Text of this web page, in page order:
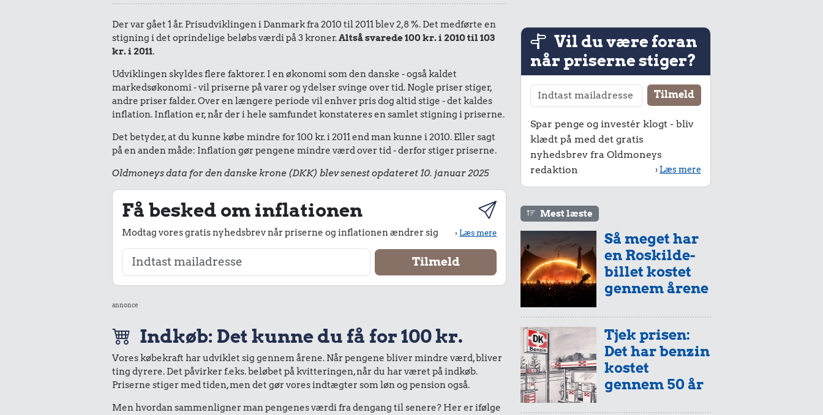
Der var gået 1 år. Prisudviklingen i Danmark fra 2010 til 2011 blev 2,8 %. Det medførte en
stigning i det oprindelige beløbs værdi på 3 kroner.Altså svarede 100 kr. i 2010 til 103
kr. i 2011.
Udviklingen skyldes flere faktorer. I en økonomi som den danske - også kaldet
markedsøkonomi - vil priserne på varer og ydelser svinge over tid. Nogle priser stiger,
andre priser falder. Over en længere periode vil enhver pris dog altid stige - det kaldes
inflation. Inflation er, når der i hele samfundet konstateres en samlet stigning i priserne.
Det betyder, at du kunne købe mindre for 100 kr. i 2011 end man kunne i 2010. Eller sagt
på en anden måde: Inflation gør pengene mindre værd over tid - derfor stiger priserne.
Oldmoneys data for den danske krone (DKK) blev senest opdateret 10. januar 2025
Få besked om inflationen
Modtag vores gratis nyhedsbrev når priserne og inflationen ændrer sig ›Læs mere
annonce
Indkøb: Det kunne du få for 100 kr.
Vores købekraft har udviklet sig gennem årene. Når pengene bliver mindre værd, bliver
ting dyrere. Det påvirker f.eks. beløbet på kvitteringen, når du har været på indkøb.
Priserne stiger med tiden, men det gør vores indtægter som løn og pension også.
Men hvordan sammenligner man pengenes værdi fra dengang til senere? Her er ifølge
Vil du være foran
når priserne stiger?
Spar penge og investér klogt - bliv
klædt på med det gratis
nyhedsbrev fra Oldmoneys
redaktion
› Læs mere
Mest læste
Så meget har
en Roskilde-
billet kostet
gennem årene
Tjek prisen:
Det har benzin
kostet
gennem 50 år